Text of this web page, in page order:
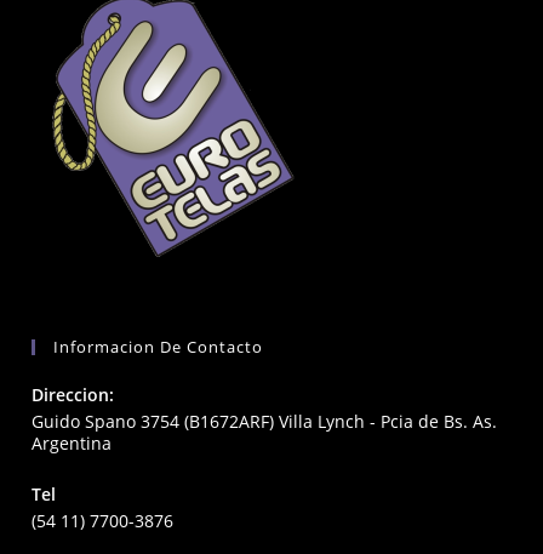
Informacion De Contacto
Direccion:
Guido Spano 3754 (B1672ARF) Villa Lynch - Pcia de Bs. As.
Argentina
Tel
(54 11) 7700-3876